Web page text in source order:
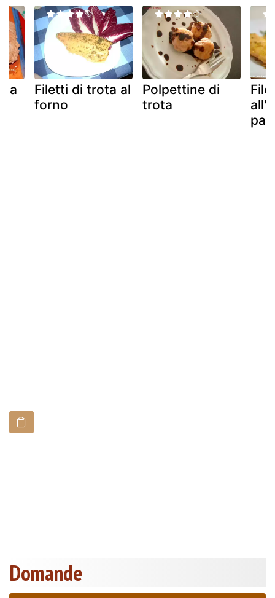
Filetti di trota al
forno
Polpettine di
trota
Domande